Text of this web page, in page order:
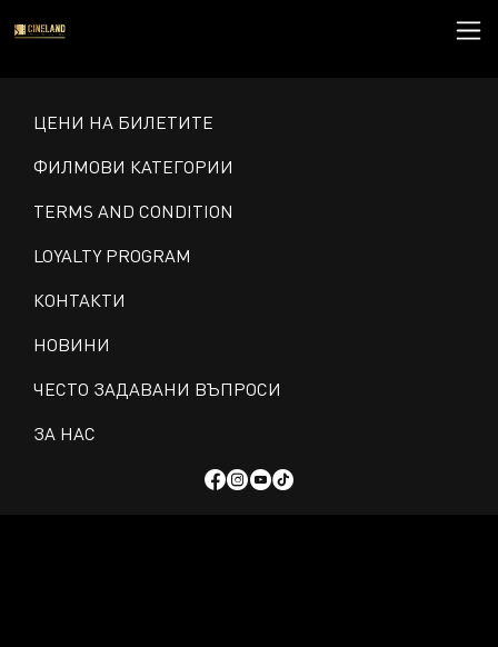
ЦЕНИ НА БИЛЕТИТЕ
ФИЛМОВИ КАТЕГОРИИ
TERMS AND CONDITION
LOYALTY PROGRAM
КОНТАКТИ
НОВИНИ
ЧЕСТО ЗАДАВАНИ ВЪПРОСИ
ЗА НАС